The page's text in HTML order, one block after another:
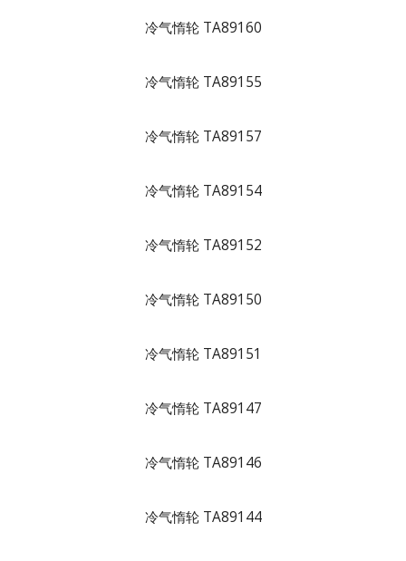
冷气惰轮 TA89160
冷气惰轮 TA89155
冷气惰轮 TA89157
冷气惰轮 TA89154
冷气惰轮 TA89152
冷气惰轮 TA89150
冷气惰轮 TA89151
冷气惰轮 TA89147
冷气惰轮 TA89146
冷气惰轮 TA89144